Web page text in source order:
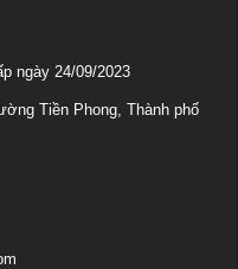
ngày 24/09/2023
Tiền Phong, Thành phố